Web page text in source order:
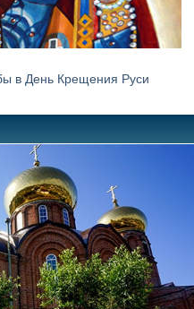
в День Крещения Руси